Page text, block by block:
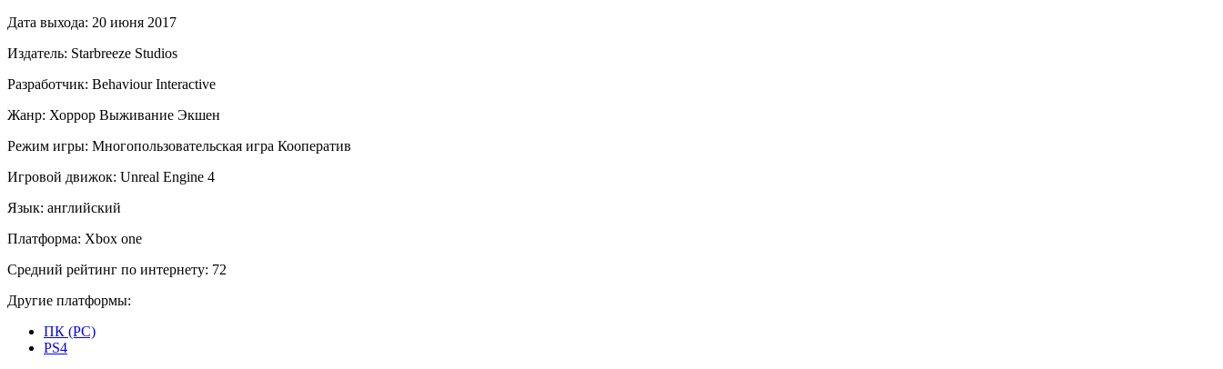
Дата выхода: 20 июня 2017
Издатель: Starbreeze Studios
Разработчик: Behaviour Interactive
Жанр: Хоррор Выживание Экшен
Режим игры: Многопользовательская игра Кооператив
Игровой движок: Unreal Engine 4
Язык: английский
Платформа: Xbox one
Средний рейтинг по интернету: 72
Другие платформы:
ПК (PC)
PS4